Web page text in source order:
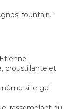
fountain. "
croustillante et
si le gel